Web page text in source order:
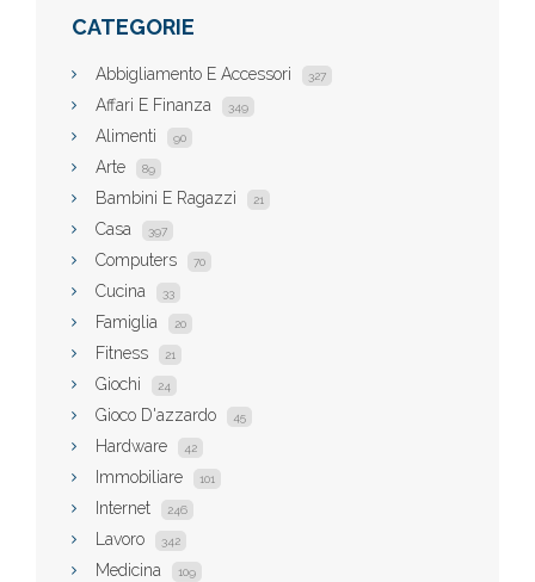
CATEGORIE
Abbigliamento E Accessori 327
Affari E Finanza 349
Alimenti 90
Arte 89
Bambini E Ragazzi 21
Casa 397
Computers 70
Cucina 33
Famiglia 20
Fitness 21
Giochi 24
Gioco D'azzardo 45
Hardware 42
Immobiliare 101
Internet 246
Lavoro 342
Medicina 109